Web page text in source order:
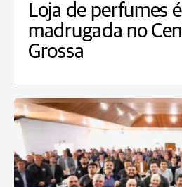
Loja de perfumes
madrugada no
Grossa